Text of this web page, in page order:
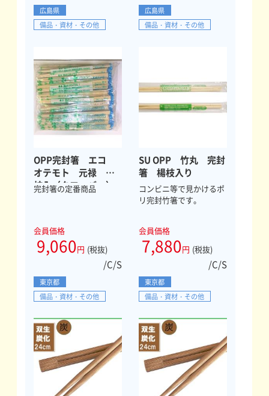
広島県
備品・資材・その他
広島県
備品・資材・その他
OPP完封箸 エコ
オテモト 元禄 楊
枝入（クローバー）
完封箸の定番商品
会員価格
9,060円 (税抜)
/C/S
東京都
備品・資材・その他
SU OPP 竹丸 完封
箸 楊枝入り
コンビニ等で見かけるポ
リ完封竹箸です。
会員価格
7,880円 (税抜)
/C/S
東京都
備品・資材・その他